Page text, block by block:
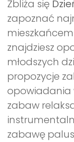
Zbliża się
zapoznać
znajdziesz
młodszych
propozycje
opowiadania
zabaw
zabawę